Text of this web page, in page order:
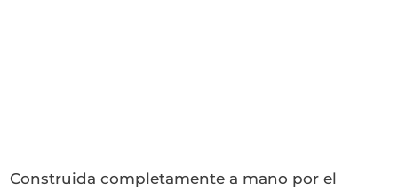
Construida completamente a mano por el